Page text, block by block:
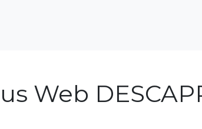
Web